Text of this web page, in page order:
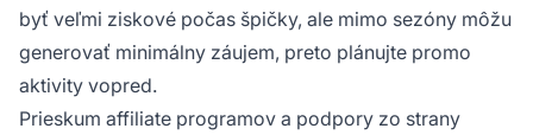
byť veľmi ziskové počas špičky, ale mimo sezóny môžu
generovať minimálny záujem, preto plánujte promo
aktivity vopred.
Prieskum affiliate programov a podpory zo strany